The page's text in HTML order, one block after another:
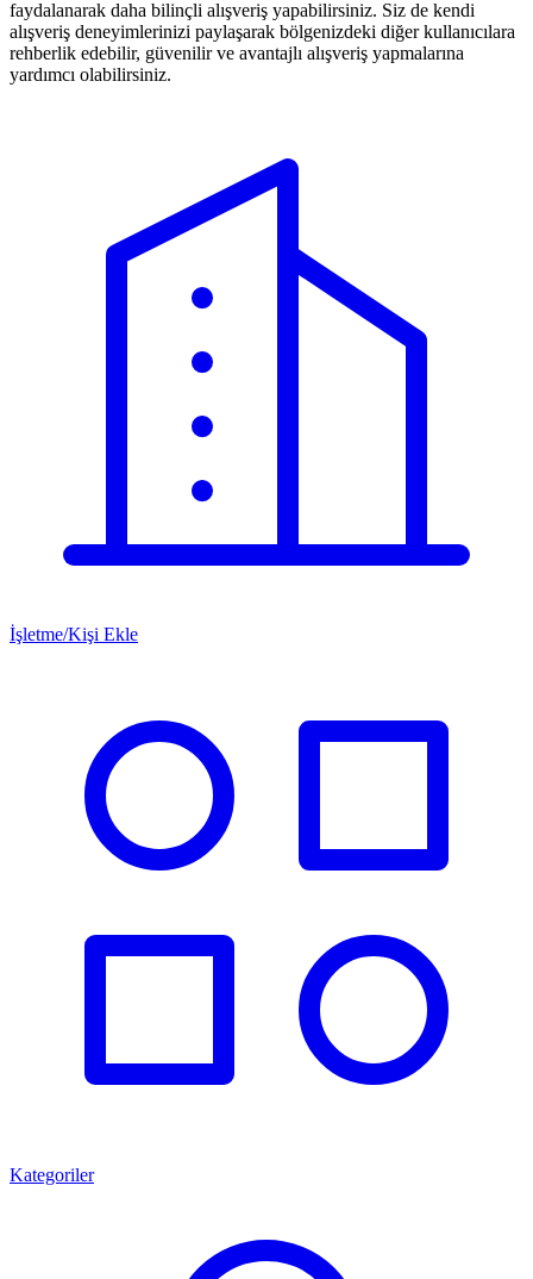
faydalanarak daha bilinçli alışveriş yapabilirsiniz. Siz de kendi
alışveriş deneyimlerinizi paylaşarak bölgenizdeki diğer kullanıcılara
rehberlik edebilir, güvenilir ve avantajlı alışveriş yapmalarına
yardımcı olabilirsiniz.
İşletme/Kişi Ekle
Kategoriler